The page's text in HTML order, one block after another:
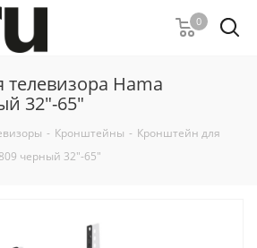
0
Hama
32"-65"
- Кронштейны - Кронштейн для
черный 32"-65"